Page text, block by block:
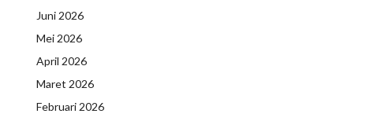
Juni 2026
Mei 2026
April 2026
Maret 2026
Februari 2026